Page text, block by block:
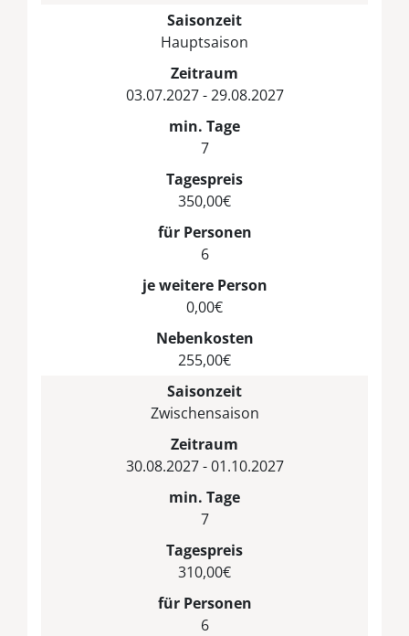
Saisonzeit
Hauptsaison
Zeitraum
03.07.2027 - 29.08.2027
min. Tage
7
Tagespreis
350,00€
für Personen
6
je weitere Person
0,00€
Nebenkosten
255,00€
Saisonzeit
Zwischensaison
Zeitraum
30.08.2027 - 01.10.2027
min. Tage
7
Tagespreis
310,00€
für Personen
6